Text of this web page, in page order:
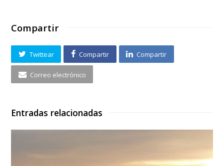
Compartir
Twittear Compartir Compartir
Correo electrónico
Entradas relacionadas